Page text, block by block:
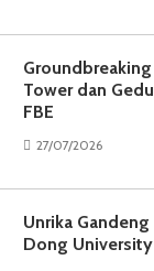
Tower dan
FBE
27/07/2026
Unrika
Dong University